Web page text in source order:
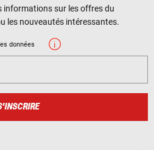
informations sur les offres du
les nouveautés intéressantes.
données